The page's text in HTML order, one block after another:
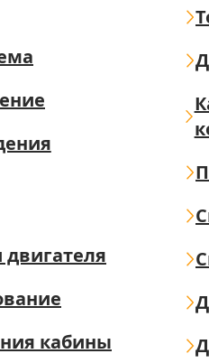
кабины